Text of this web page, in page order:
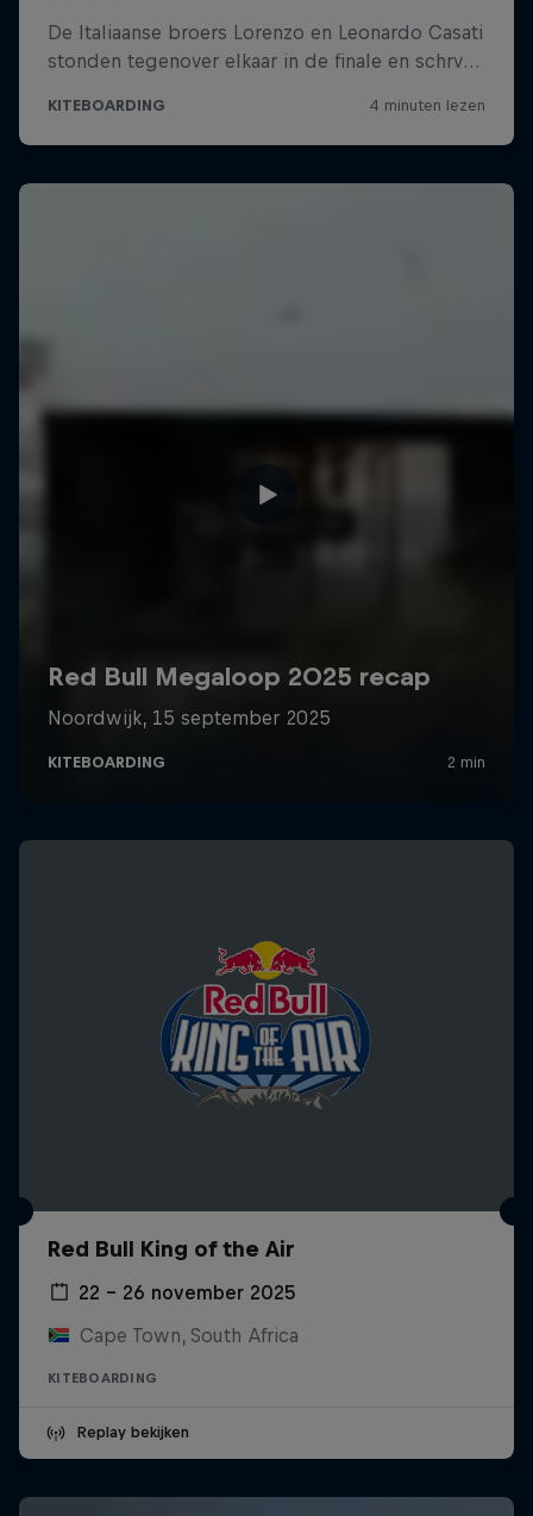
Red Bull King of the Air
22 – 26 november 2025
Cape Town, South Africa
KITEBOARDING
Replay bekijken